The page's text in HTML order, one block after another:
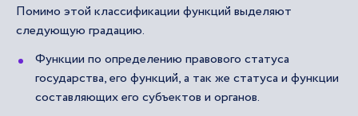
Помимо этой классификации функций выделяют
следующую градацию.
Функции по определению правового статуса
государства, его функций, а так же статуса и функции
составляющих его субъектов и органов.